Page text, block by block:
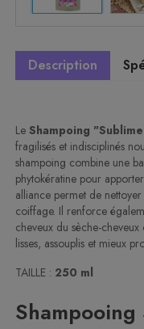
Description
LeShampoing
fragilisés et indisciplinés
shampoing combine une
phytokératine pour
alliance permet de
coiffage. Il renforce
cheveux du sèche-
lisses, assouplis et mieux
TAILLE : 250 ml